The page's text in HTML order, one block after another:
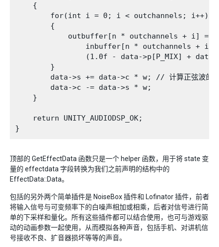
    {
        for(int i = 0; i < outchannels; i++)
        {
            outbuffer[n * outchannels + i] =
inbuffer[n * outchannels + i]
(1.0f - data->p[P_MIX] +
        }
data->s += data->c * w; // 计算正弦波的低
        data->c -= data->s * w;
    }
    return UNITY_AUDIODSP_OK;
顶部的 GetEffectData 函数只是一个 helper 函数，用于将 state 变
量的 effectdata 字段转换为我们之前声明的结构中的
EffectData::Data。
包括的另外两个简单插件是 NoiseBox 插件和 Lofinator 插件，前者
将输入信号与可变频率下的白噪声相加或相乘，后者对信号进行简
单的下采样和量化。所有这些插件都可以结合使用，也可与游戏驱
动的动画参数一起使用，从而模拟各种声音，包括手机、对讲机信
号接收不良、扩音器损坏等等的声音。